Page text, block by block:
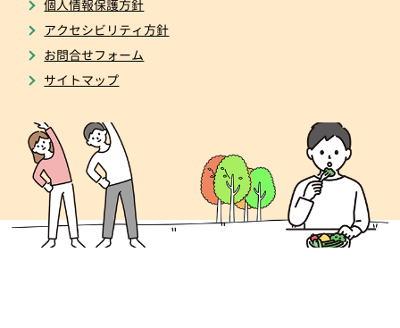
個人情報保護方針
アクセシビリティ方針
お問合せフォーム
サイトマップ